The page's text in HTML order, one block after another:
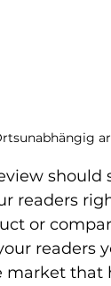
readers
or
readers
that